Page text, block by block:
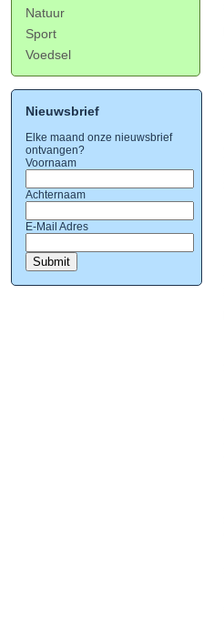
Natuur
Sport
Voedsel
Nieuwsbrief
Elke maand onze nieuwsbrief
ontvangen?
Voornaam
Achternaam
E-Mail Adres